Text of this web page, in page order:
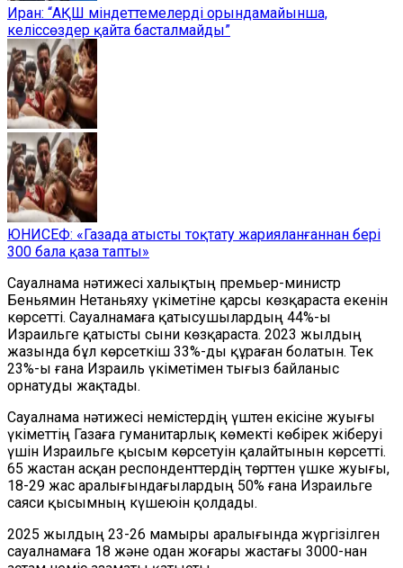
Иран: “АҚШ міндеттемелерді орындамайынша,
келіссөздер қайта басталмайды”
ЮНИСЕФ: «Газада атысты тоқтату жарияланғаннан бері
300 бала қаза тапты»
Сауалнама нәтижесі халықтың премьер-министр
Беньямин Нетаньяху үкіметіне қарсы көзқараста екенін
көрсетті. Сауалнамаға қатысушылардың 44%-ы
Израильге қатысты сыни көзқараста. 2023 жылдың
жазында бұл көрсеткіш 33%-ды құраған болатын. Тек
23%-ы ғана Израиль үкіметімен тығыз байланыс
орнатуды жақтады.
Сауалнама нәтижесі немістердің үштен екісіне жуығы
үкіметтің Газаға гуманитарлық көмекті көбірек жіберуі
үшін Израильге қысым көрсетуін қалайтынын көрсетті.
65 жастан асқан респонденттердің төрттен үшке жуығы,
18-29 жас аралығындағылардың 50% ғана Израильге
саяси қысымның күшеюін қолдады.
2025 жылдың 23-26 мамыры аралығында жүргізілген
сауалнамаға 18 және одан жоғары жастағы 3000-нан